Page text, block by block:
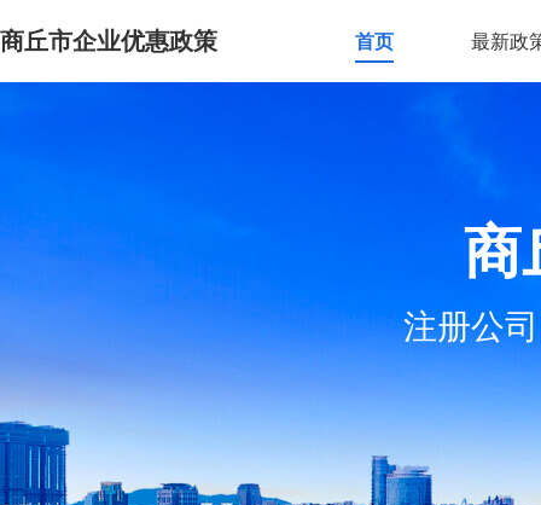
商丘市企业优惠政策 首页 最新政
商
注册公